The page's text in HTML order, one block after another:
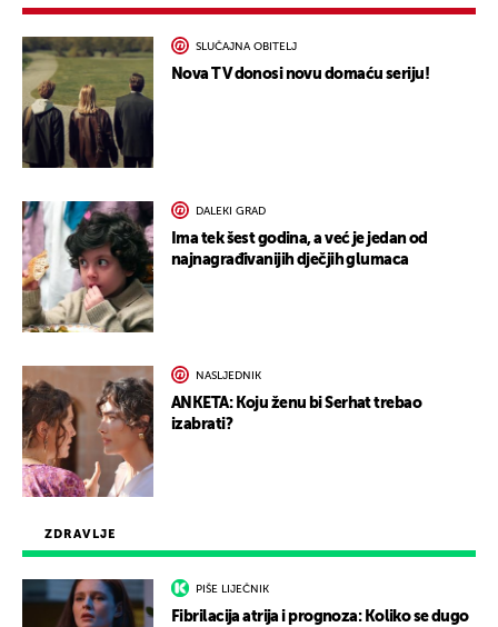
ZDRAVLJE
PIŠE LIJEČNIK
Fibrilacija atrija i prognoza: Koliko se dugo
SLUČAJNA OBITELJ
Nova TV donosi novu domaću seriju!
DALEKI GRAD
Ima tek šest godina, a već je jedan od
najnagrađivanijih dječjih glumaca
NASLJEDNIK
ANKETA: Koju ženu bi Serhat trebao
izabrati?